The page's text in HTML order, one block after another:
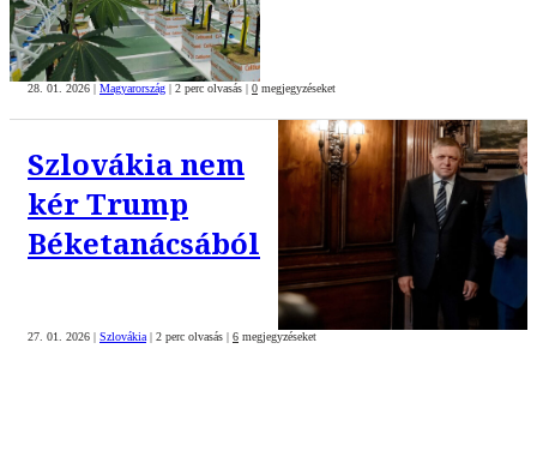
28. 01. 2026 | Magyarország | 2 perc olvasás | 0 megjegyzéseket
Szlovákia nem
kér Trump
Béketanácsából
27. 01. 2026 | Szlovákia | 2 perc olvasás | 6 megjegyzéseket